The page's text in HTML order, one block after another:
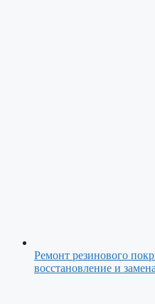
Ремонт резинового
восстановление и замена